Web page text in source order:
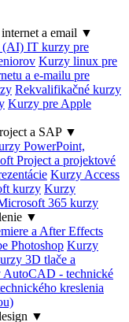
a email ▼
(AI) IT kurzy pre
Kurzy linux pre
a e-mailu pre
Rekvalifikačné kurzy
Kurzy pre Apple
a SAP ▼
PowerPoint,
Project a projektové
Kurzy Access
kurzy Kurzy
365 kurzy
▼
a After Effects
Photoshop Kurzy
3D tlače a
AutoCAD - technické
kreslenia
▼